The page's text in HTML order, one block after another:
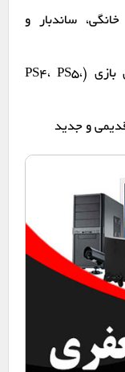
ساندبار و
گیرنده های دیجیتال، کنسول های بازی (PS4، PS5،
و جدید